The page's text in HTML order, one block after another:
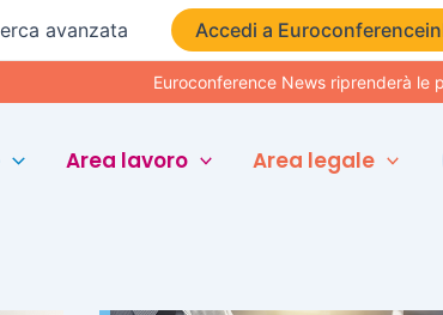
avanzata Accedi a
Euroconference News riprenderà le
Area lavoro Area legale